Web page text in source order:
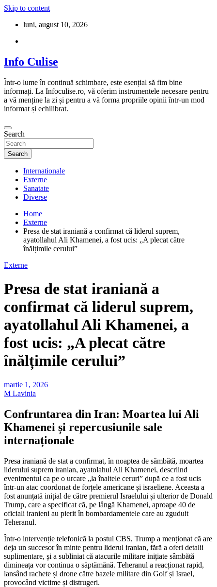
Skip to content
luni, august 10, 2026
Info Culise
Într-o lume în continuă schimbare, este esențial să fim bine
informați. La Infoculise.ro, vă oferim instrumentele necesare pentru
a vă menține la zi și pentru a vă forma propriile opinii într-un mod
informat și echilibrat.
Search
Search
Internationale
Externe
Sanatate
Diverse
Home
Externe
Presa de stat iraniană a confirmat că liderul suprem,
ayatollahul Ali Khamenei, a fost ucis: „A plecat către
înălțimile cerului”
Externe
Presa de stat iraniană a
confirmat că liderul suprem,
ayatollahul Ali Khamenei, a
fost ucis: „A plecat către
înălțimile cerului”
martie 1, 2026
M Lavinia
Confruntarea din Iran: Moartea lui Ali
Khamenei și repercusiunile sale
internaționale
Presa iraniană de stat a confirmat, în noaptea de sâmbătă, moartea
liderului suprem iranian, ayatolahul Ali Khamenei, descriind
evenimentul ca pe o urcare „la înaltele ceruri” după ce a fost ucis
într-un atac coordonat de forțele americane și israeliene. Aceasta a
fost anunțată inițial de către premierul Israelului și ulterior de Donald
Trump, care a specificat că, pe lângă Khamenei, aproape 40 de
oficiali iranieni au pierit în bombardamentele care au zguduit
Teheranul.
Într-o intervenție telefonică la postul CBS, Trump a menționat că are
deja un succesor în minte pentru liderul iranian, fără a oferi detalii
suplimentare, și a subliniat că atacurile militare inițiate sâmbătă
dimineața vor continua o săptămână. Teheranul a reacționat rapid,
lansând rachete și drone către bazele militare din Golf și Israel,
provocând victime și distrugeri.